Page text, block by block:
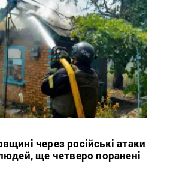
через російські атаки
ще четверо поранені